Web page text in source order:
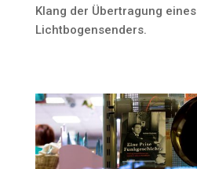
Klang der Übertragung eines
Lichtbogensenders.